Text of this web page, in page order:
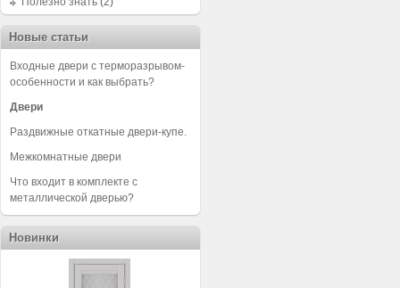
Новые статьи
Входные двери с терморазрывом-
особенности и как выбрать?
Двери
Раздвижные откатные двери-купе.
Межкомнатные двери
Что входит в комплекте с
металлической дверью?
Новинки